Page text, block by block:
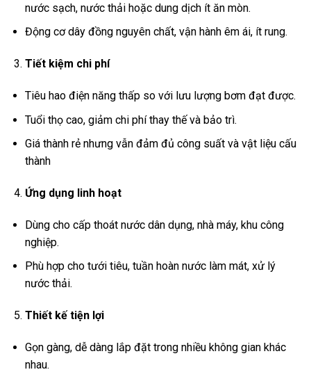
nước sạch, nước thải hoặc dung dịch ít ăn mòn.
Động cơ dây đồng nguyên chất, vận hành êm ái, ít rung.
Tiết kiệm chi phí
Tiêu hao điện năng thấp so với lưu lượng bơm đạt được.
Tuổi thọ cao, giảm chi phí thay thế và bảo trì.
Giá thành rẻ nhưng vẫn đảm đủ công suất và vật liệu cấu
thành
Ứng dụng linh hoạt
Dùng cho cấp thoát nước dân dụng, nhà máy, khu công
nghiệp.
Phù hợp cho tưới tiêu, tuần hoàn nước làm mát, xử lý
nước thải.
Thiết kế tiện lợi
Gọn gàng, dễ dàng lắp đặt trong nhiều không gian khác
nhau.